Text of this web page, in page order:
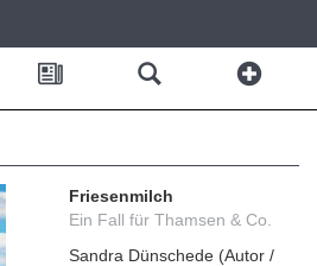
Friesenmilch
Ein Fall für Thamsen & Co.
Sandra Dünschede (Autor /